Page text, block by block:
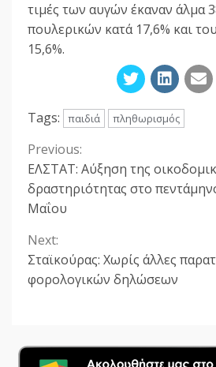
τιμές των αυγών έκαναν άλμα
πουλερικών κατά 17,6% και
15,6%.
Tags: παιδιά πληθωρισμός
Continue
Reading
Previous:
ΕΛΣΤΑΤ: Αύξηση της
δραστηριότητας στο
Μαΐου
Next:
Σταϊκούρας: Χωρίς άλλες
φορολογικών δηλώσεων